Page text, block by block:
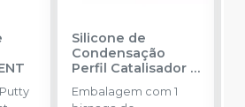
Silicone de
Condensação
Perfil Catalisador-
Embalagem com 1